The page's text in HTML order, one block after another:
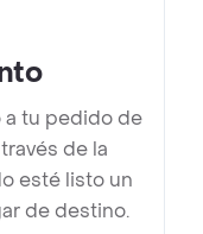
a tu pedido de
de la
esté listo un
de destino.